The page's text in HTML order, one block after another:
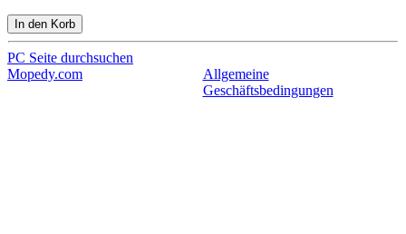
In den Korb
PC Seite durchsuchen
Mopedy.com
Allgemeine
Geschäftsbedingungen